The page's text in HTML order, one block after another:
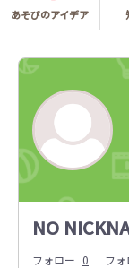
あそびのアイデア
NO
フォロー 0 フ